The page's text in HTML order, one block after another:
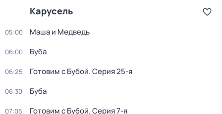
Карусель
05:00 Маша и Медведь
06:00 Буба
06:25 Готовим с Бубой. Серия 25-я
06:30 Буба
07:05 Готовим с Бубой. Серия 7-я